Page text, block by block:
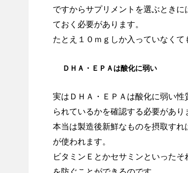
ですからサプリメントを選ぶとき
ておく必要があります。
たとえ１０ｍｇしか入っていなくて
ＤＨＡ・ＥＰＡは酸化に弱い
実はＤＨＡ・ＥＰＡは酸化に弱い
られているかを確認する必要があり
本当は製造後新鮮なものを摂取す
が使われます。
ビタミンＥとかセサミンといった